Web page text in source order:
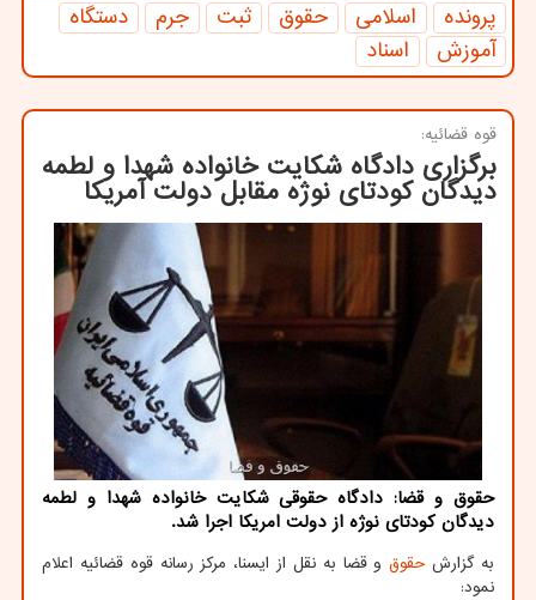
پرونده اسلامی حقوق ثبت جرم
دستگاه
آموزش
اسناد
قوه قضائیه:
برگزاری دادگاه شکایت خانواده شهدا و لطمه
دیدگان کودتای نوژه مقابل دولت آمریکا
حقوق و قضا: دادگاه حقوقی شکایت خانواده شهدا و لطمه
دیدگان کودتای نوژه از دولت امریکا اجرا شد.
به گزارش حقوقو قضا به نقل از ایسنا، مرکز رسانه قوه قضائیه اعلام
نمود: